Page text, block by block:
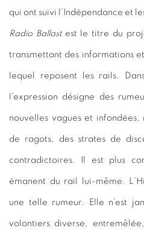
qui ont suivi l’Indépendance et
Radio Ballastest le titre du
transmettant des informations et
lequel reposent les rails.
l’expression désigne des
nouvelles vagues et
de ragots, des strates de
contradictoires. Il est plus
émanent du rail lui-même.
une telle rumeur. Elle n’est
volontiers diverse,